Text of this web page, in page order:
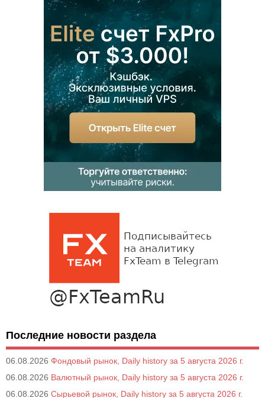
Последние новости раздела
06.08.2026 Фондовый рынок, Daily history за 5 августа 2026 г.
06.08.2026 Валютный рынок, Daily history за 5 августа 2026 г.
06.08.2026 Сырьевой рынок, Daily history за 5 августа 2026 г.